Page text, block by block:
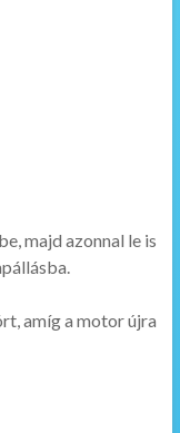
majd azonnal le is
amíg a motor újra